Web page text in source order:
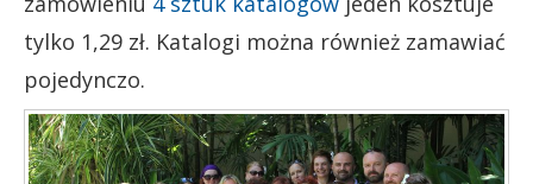
tylko 1,29 zł. Katalogi można również zamawiać
pojedynczo.